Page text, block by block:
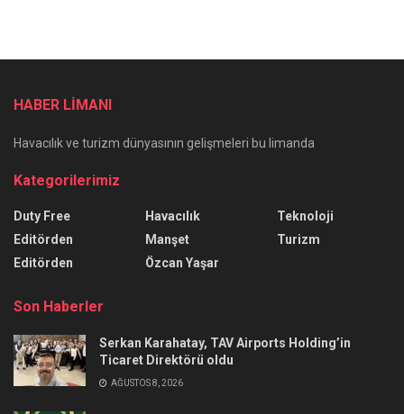
HABER LİMANI
Havacılık ve turizm dünyasının gelişmeleri bu limanda
Kategorilerimiz
Duty Free
Editörden
Editörden
Havacılık
Manşet
Özcan Yaşar
Teknoloji
Turizm
Son Haberler
Serkan Karahatay, TAV Airports Holding’in
Ticaret Direktörü oldu
AĞUSTOS 8, 2026